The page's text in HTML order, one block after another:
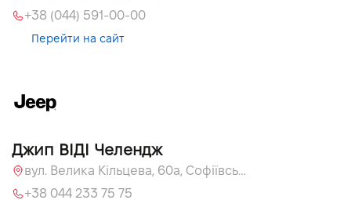
+38 (044) 591-00-00
Перейти на сайт
Джип ВІДІ Челендж
вул. Велика Кільцева, 60а, Софіївська Борщагівка, Київська обл.
+38 044 233 75 75